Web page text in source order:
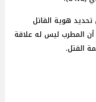
هوية القاتل
المطرب ليس له علاقة
القتل.